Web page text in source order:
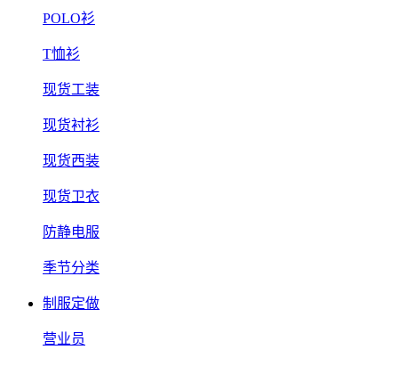
POLO衫
T恤衫
现货工装
现货衬衫
现货西装
现货卫衣
防静电服
季节分类
制服定做
营业员